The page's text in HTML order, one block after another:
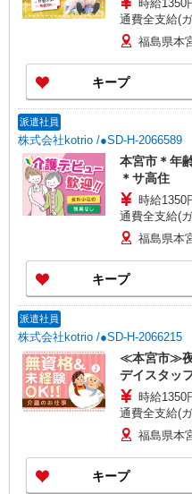
時給
通費全支給(
福島県本
キープ
派遣社員
株式会社kotrio /●SD-H-2066589
本宮市＊年
＊サ高住
時給
通費全支給(
福島県本
キープ
派遣社員
株式会社kotrio /●SD-H-2066215
≪本宮市≫夜
デイスタッ
時給
通費全支給(
福島県本
キープ